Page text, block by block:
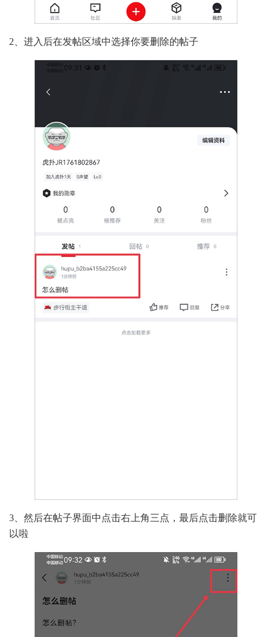
2、进入后在发帖区域中选择你要删除的帖子
3、然后在帖子界面中点击右上角三点，最后点击删除就可
以啦